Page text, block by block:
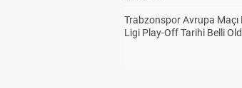
Trabzonspor Avrupa Maçı
Ligi Play-Off Tarihi Belli